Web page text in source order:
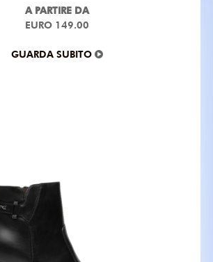
A PARTIRE DA
EURO 149.00
GUARDA SUBITO